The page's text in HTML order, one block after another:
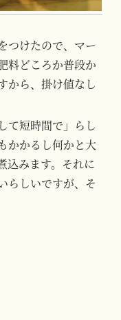
つけたので、マー
料どころか普段か
から、掛け値なし
て短時間で」らし
かかるし何かと大
込みます。それに
らしいですが、そ